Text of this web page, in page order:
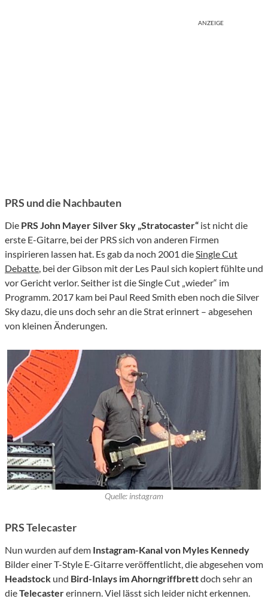
ANZEIGE
PRS und die Nachbauten
Die PRS John Mayer Silver Sky „Stratocaster“ ist nicht die
erste E-Gitarre, bei der PRS sich von anderen Firmen
inspirieren lassen hat. Es gab da noch 2001 dieSingle Cut
Debatte, bei der Gibson mit der Les Paul sich kopiert fühlte und
vor Gericht verlor. Seither ist die Single Cut „wieder“ im
Programm. 2017 kam bei Paul Reed Smith eben noch die Silver
Sky dazu, die uns doch sehr an die Strat erinnert – abgesehen
von kleinen Änderungen.
Quelle: instagram
PRS Telecaster
Nun wurden auf dem Instagram-Kanal von Myles Kennedy
Bilder einer T-Style E-Gitarre veröffentlicht, die abgesehen vom
Headstock und Bird-Inlays im Ahorngriffbrettdoch sehr an
dieTelecastererinnern. Viel lässt sich leider nicht erkennen.